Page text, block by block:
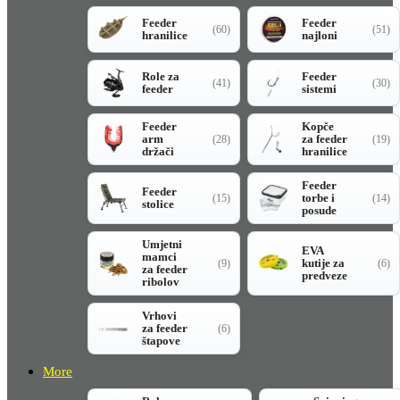
Feeder
hranilice
(60)
Feeder
najloni
(51)
Role za
feeder
(41)
Feeder
sistemi
(30)
Feeder
arm
držači
(28)
Kopče
za feeder
hranilice
(19)
Feeder
stolice
(15)
Feeder
torbe i
posude
(14)
Umjetni
mamci
za feeder
ribolov
(9)
EVA
kutije za
predveze
(6)
Vrhovi
za feeder
štapove
(6)
More